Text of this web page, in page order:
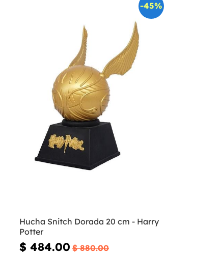
-45%
Hucha Snitch Dorada 20 cm - Harry
Potter
$ 484.00 $ 880.00